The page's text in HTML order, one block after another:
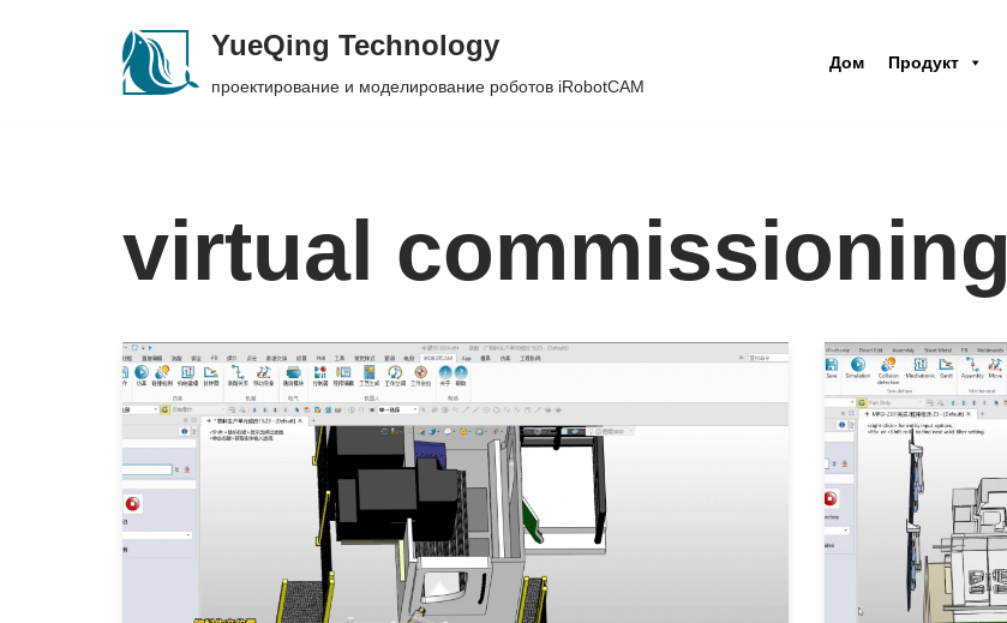
YueQing Technology
проектирование и моделирование роботов iRobotCAM
Дом Продукт
virtual commissioning